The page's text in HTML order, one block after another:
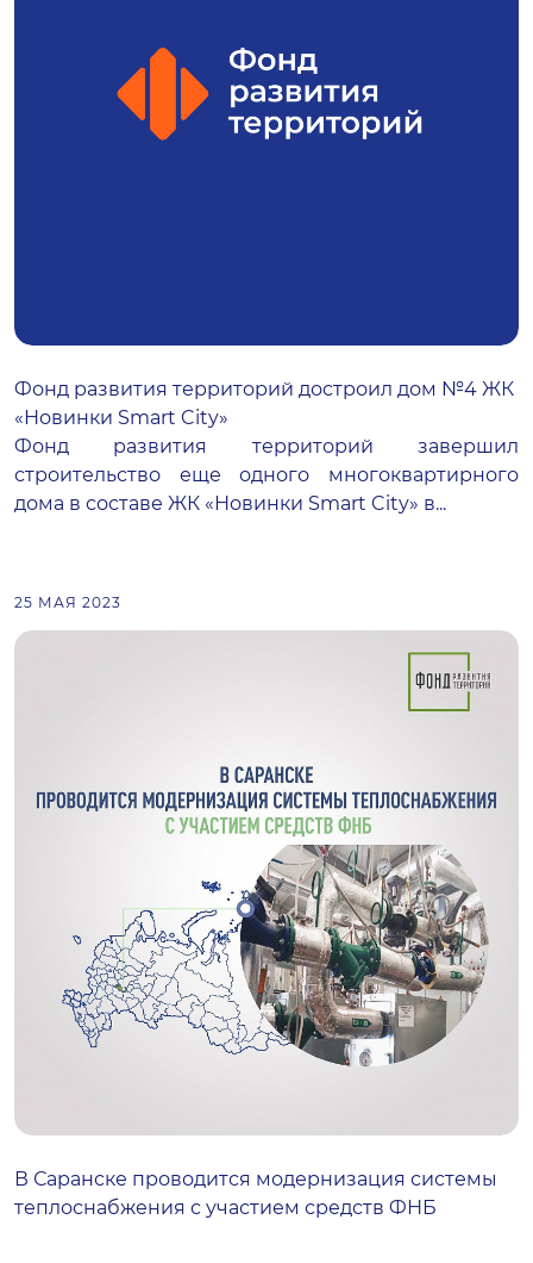
Фонд развития территорий достроил дом №4 ЖК
«Новинки Smart City»
Фонд развития территорий завершил
строительство еще одного многоквартирного
дома в составе ЖК «Новинки Smart City» в...
25 МАЯ 2023
В Саранске проводится модернизация системы
теплоснабжения с участием средств ФНБ